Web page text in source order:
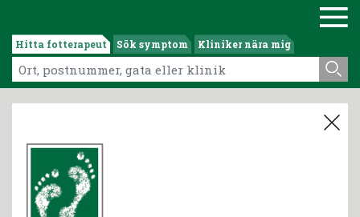
Hitta fotterapeut Sök symptom Kliniker nära mig